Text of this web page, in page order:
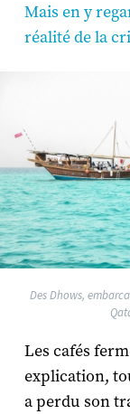
Mais en y
réalité de la
Des Dhows,
Les cafés
explication,
a perdu son